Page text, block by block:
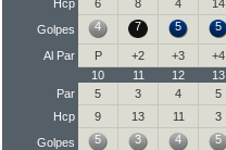
Hcp
6 8 4 14
Golpes
4 7 5 5
Al Par P +2 +3 +4
10
11 12 13
Par
5 3 4 5
Hcp
9 13 11 3
Golpes
5 3 4 5